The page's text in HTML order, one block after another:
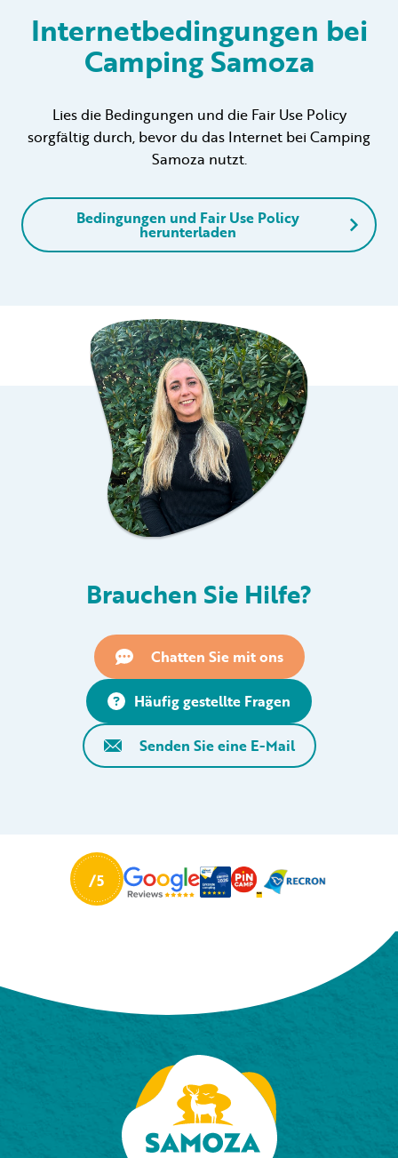
Vermietung
Privat vermietung
+31 (0) 577 411 283
Werken bij
Mein Samoza
Internetbedingungen bei
Camping Samoza
Lies die Bedingungen und die Fair Use Policy
sorgfältig durch, bevor du das Internet bei Camping
Samoza nutzt.
Bedingungen und Fair Use Policy
herunterladen
Brauchen Sie Hilfe?
Chatten Sie mit ons
Häufig gestellte Fragen
Senden Sie eine E-Mail